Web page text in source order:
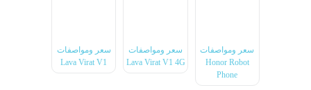
سعر ومواصفات
Honor Robot
Phone
سعر ومواصفات
Lava Virat V1 4G
سعر ومواصفات
Lava Virat V1